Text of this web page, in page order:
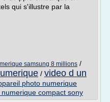
qui s'illustre par la
samsung 8 millions /
/ video d un
photo numerique
compact sony